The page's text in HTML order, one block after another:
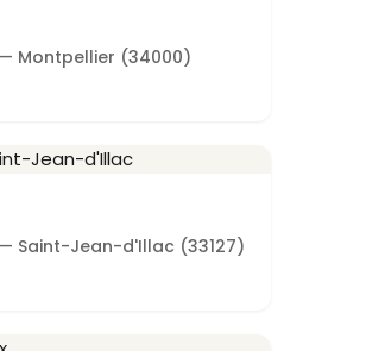
Montpellier (34000)
Saint-Jean-d'Illac (33127)